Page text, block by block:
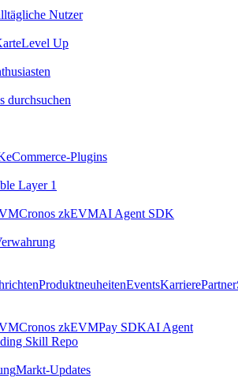
Nutzer
Level Up
durchsuchen
eCommerce-Plugins
Layer 1
Cronos zkEVMAI Agent SDK
ProduktneuheitenEventsKarrierePartner
Cronos zkEVMPay SDKAI Agent
Skill Repo
Markt-Updates